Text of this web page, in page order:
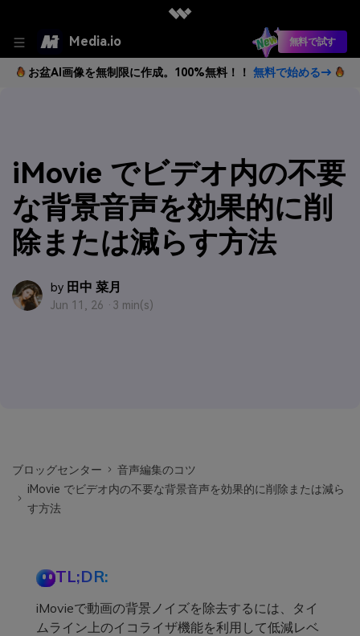
Media.io 無料で試す
お盆AI画像を無制限に作成。100%無料！！ 無料で始める→
iMovie でビデオ内の不要
な背景音声を効果的に削
除または減らす方法
by 田中 菜月
Jun 11, 26 · 3 min(s)
ブロッグセンター
音声編集のコツ
iMovie でビデオ内の不要な背景音声を効果的に削除または減ら
す方法
TL;DR:
iMovieで動画の背景ノイズを除去するには、タイ
ムライン上のイコライザ機能を利用して低減レベ